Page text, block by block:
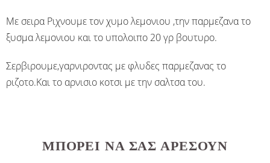
Με σειρα Ριχνουμε τον χυμο λεμονιου ,την παρμεζανα το
ξυσμα λεμονιου και το υπολοιπο 20 γρ βουτυρο.
Σερβιρουμε,γαρνιροντας με φλυδες παρμεζανας το
ριζοτο.Και το αρνισιο κοτσι με την σαλτσα του.
ΜΠΟΡΕΊ ΝΑ ΣΑΣ ΑΡΈΣΟΥΝ